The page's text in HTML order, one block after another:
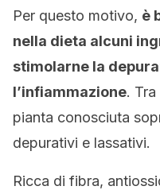
Per questo motivo, è
nella dieta alcuni
stimolarne la
l’infiammazione. Tra
pianta conosciuta
depurativi e lassativi.
Ricca di fibra,